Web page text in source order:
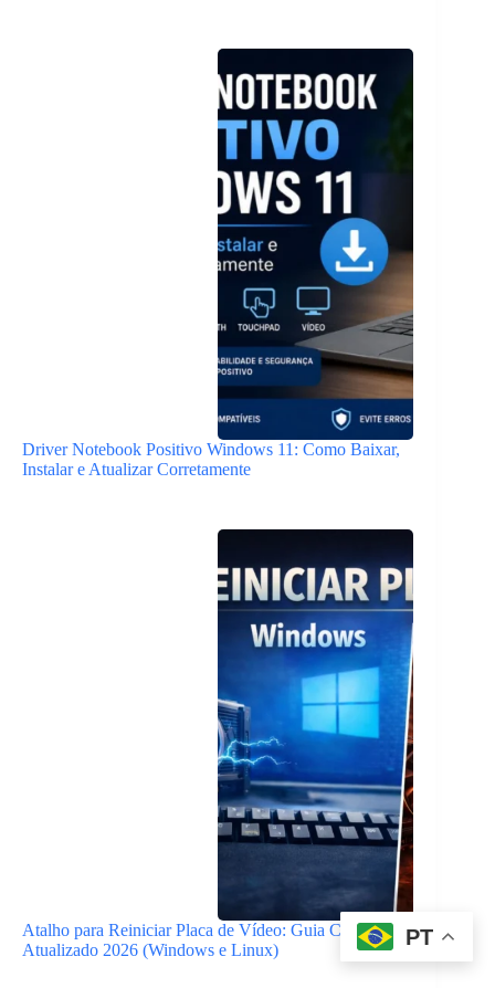
Driver Notebook Positivo Windows 11: Como Baixar,
Instalar e Atualizar Corretamente
Atalho para Reiniciar Placa de Vídeo: Guia Completo
Atualizado 2026 (Windows e Linux)
PT